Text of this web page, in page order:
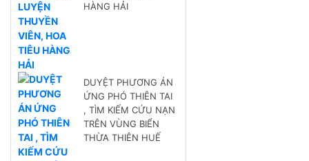
HÀNG HẢI
DUYỆT PHƯƠNG ÁN
ỨNG PHÓ THIÊN TAI
, TÌM KIẾM CỨU NẠN
TRÊN VÙNG BIỂN
THỪA THIÊN HUẾ